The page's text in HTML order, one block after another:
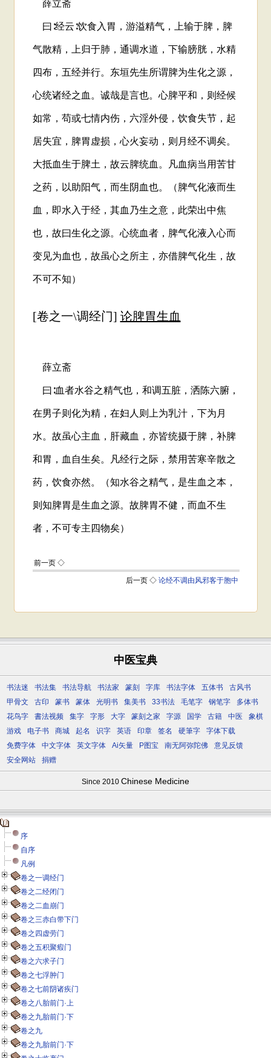
中医宝典
书法迷 书法集 书法导航 书法家 篆刻 字库 书法字体 五体书
古风书
甲骨文
古印 篆书 篆体 光明书 集美书 33书法 毛笔字 钢笔字
多体书
花鸟字
書法视频 集字 字形 大字 篆刻之家 字源 国学 古籍 中医
象棋
游戏
电子书 商城 起名 识字 英语 印章 签名 硬筆字
字体下载
免费字体
中文字体 英文字体 Ai矢量 P图宝 南无阿弥陀佛
意见反馈
安全网站
捐赠
Since 2010 Chinese Medicine
序
自序
凡例
卷之一调经门
卷之二经闭门
卷之二血崩门
卷之三赤白带下门
卷之四虚劳门
卷之五积聚瘕门
卷之六求子门
卷之七浮肿门
卷之七前阴诸疾门
卷之八胎前门·上
卷之九胎前门·下
卷之九
卷之九胎前门·下